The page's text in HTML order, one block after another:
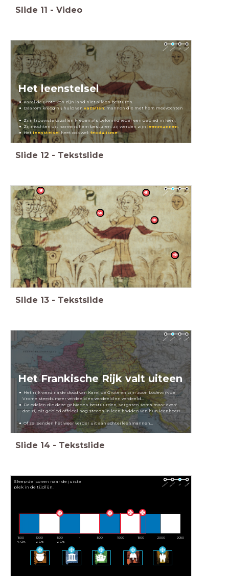
Slide 11 - Video
Het leenstelsel
Karel de Grote kon zijn land niet alleen besturen.
Daarom kreeg hij hulp vanvazallen: mannen die met hem meevochten
Zijn trouwste vazallen kregen als beloning ieder een gebied in leen.
Zij mochten dit namens hem besturen: zij werden zijnleenmannen.
Hetleenstelselheet ook wel:feodalisme
Slide 12 - Tekstslide
Slide 13 - Tekstslide
Het Frankische Rijk valt uiteen
Het rijk werd na de dood van Karel de Grote en zijn zoon Lodewijk de
Vrome steeds meer verdeeld en verdeeld en verdeeld...
De edelen die deze gebieden bestuurden, 'vergaten soms maar even'
dat zij dit gebied offcieel nog steeds in leen hadden van hun leenheer!
Of ze leenden het weer verder uit aan achterleenmannen...
Slide 14 - Tekstslide
1500
v. Chr.
1000
v. Chr.
500
v. Chr.
1 500 1000 1500 2000 2050
Sleep de iconen naar de juiste
plek in de tijdlijn.